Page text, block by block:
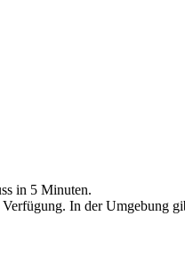
in 5 Minuten.
In der Umgebung